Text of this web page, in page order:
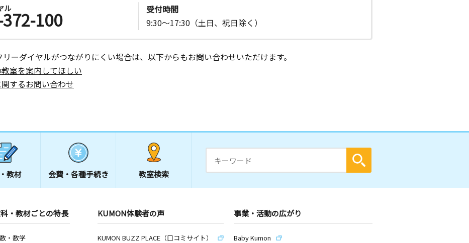
土
７天山ビル１
土 日
ル 100
受付時間
9:30～17:30（土日、祝日除く）
リーダイヤルがつながりにくい場合は、以下からもお問い合わせいただけます。
室を案内してほしい
するお問い合わせ
教材 会費・ 各種手続き 教室検索
・教材ごとの特長
・数学
KUMON体験者の声
KUMON BUZZ PLACE（口コミサイト）
事業・活動の広がり
Baby Kumon